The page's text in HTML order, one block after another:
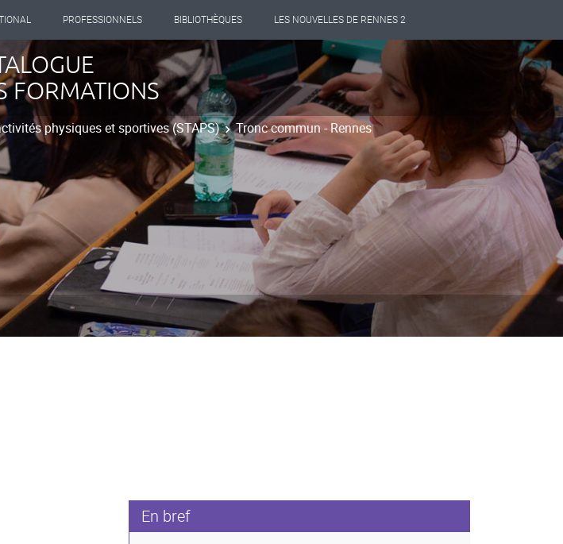
PROFESSIONNELS BIBLIOTHÈQUES LES NOUVELLES DE RENNES 2
FORMATIONS
physiques et sportives (STAPS)
Tronc commun - Rennes
En bref